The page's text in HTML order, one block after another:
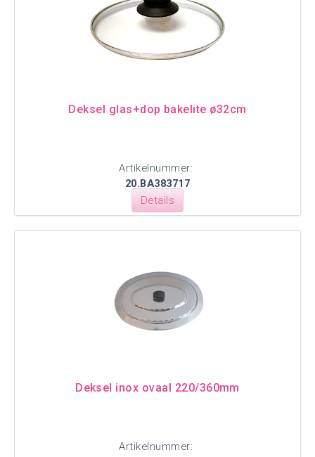
Deksel glas+dop bakelite ø32cm
Artikelnummer:
20.BA383717
Details
Deksel inox ovaal 220/360mm
Artikelnummer: